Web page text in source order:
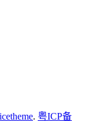
. 粤ICP备